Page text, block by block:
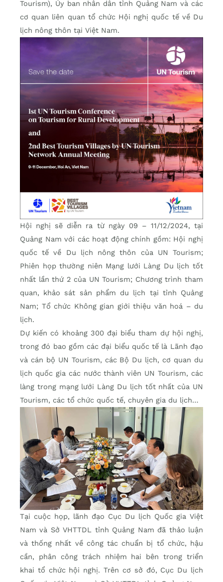
Tourism), Ủy ban nhân dân tỉnh Quảng Nam và các
cơ quan liên quan tổ chức Hội nghị quốc tế về Du
lịch nông thôn tại Việt Nam.
Hội nghị sẽ diễn ra từ ngày 09 – 11/12/2024, tại
Quảng Nam với các hoạt động chính gồm: Hội nghị
quốc tế về Du lịch nông thôn của UN Tourism;
Phiên họp thường niên Mạng lưới Làng Du lịch tốt
nhất lần thứ 2 của UN Tourism; Chương trình tham
quan, khảo sát sản phẩm du lịch tại tỉnh Quảng
Nam; Tổ chức Không gian giới thiệu văn hoá – du
lịch.
Dự kiến có khoảng 300 đại biểu tham dự hội nghị,
trong đó bao gồm các đại biểu quốc tế là Lãnh đạo
và cán bộ UN Tourism, các Bộ Du lịch, cơ quan du
lịch quốc gia các nước thành viên UN Tourism, các
làng trong mạng lưới Làng Du lịch tốt nhất của UN
Tourism, các tổ chức quốc tế, chuyên gia du lịch…
Tại cuộc họp, lãnh đạo Cục Du lịch Quốc gia Việt
Nam và Sở VHTTDL tỉnh Quảng Nam đã thảo luận
và thống nhất về công tác chuẩn bị tổ chức, hậu
cần, phân công trách nhiệm hai bên trong triển
khai tổ chức hội nghị. Trên cơ sở đó, Cục Du lịch